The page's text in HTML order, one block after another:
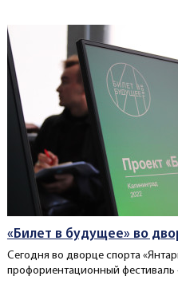
«Билет в будущее» во
Сегодня во дворце спорта
профориентационный фестиваль